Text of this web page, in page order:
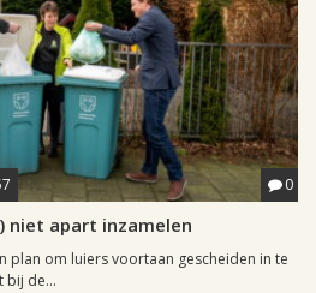
0
niet apart inzamelen
plan om luiers voortaan gescheiden in te
bij de...